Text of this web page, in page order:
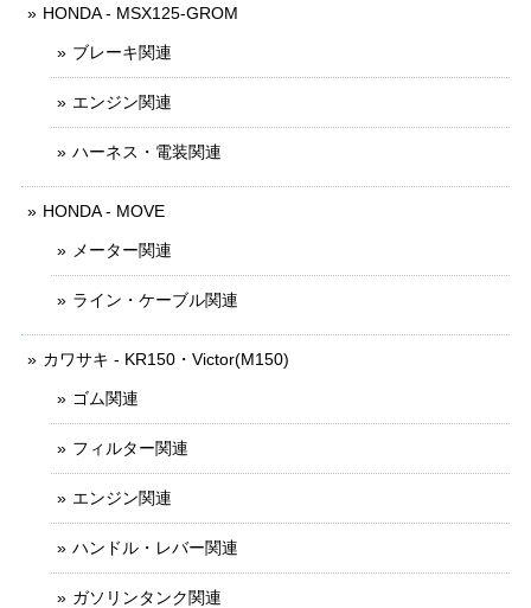
HONDA - MSX125-GROM
ブレーキ関連
エンジン関連
ハーネス・電装関連
HONDA - MOVE
メーター関連
ライン・ケーブル関連
カワサキ - KR150・Victor(M150)
ゴム関連
フィルター関連
エンジン関連
ハンドル・レバー関連
ガソリンタンク関連